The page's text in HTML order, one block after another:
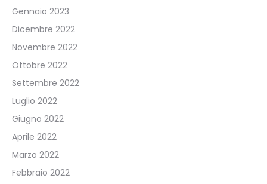
Gennaio 2023
Dicembre 2022
Novembre 2022
Ottobre 2022
Settembre 2022
Luglio 2022
Giugno 2022
Aprile 2022
Marzo 2022
Febbraio 2022